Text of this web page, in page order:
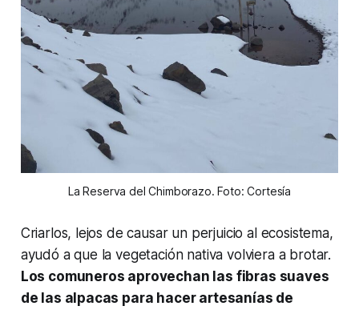
La Reserva del Chimborazo. Foto: Cortesía
Criarlos, lejos de causar un perjuicio al ecosistema,
ayudó a que la vegetación nativa volviera a brotar.
Los comuneros aprovechan las fibras suaves
de las alpacas para hacer artesanías de